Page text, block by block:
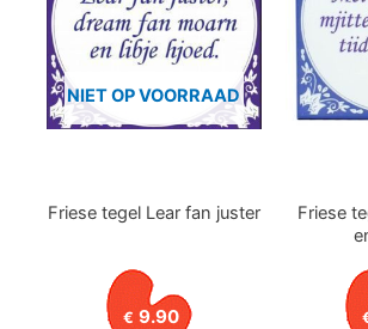
NIET OP VOORRAAD
Friese tegel Lear fan juster
€ 9.90
Friese